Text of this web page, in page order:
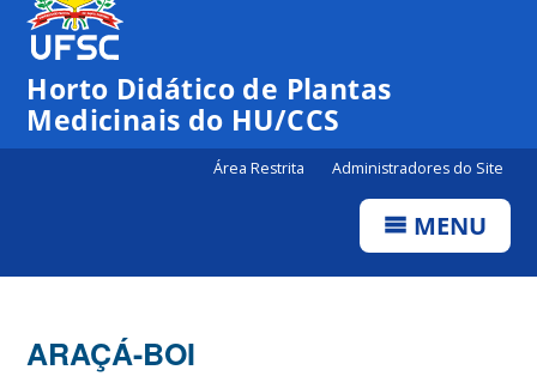
Canais
Horto Didático de Plantas
Medicinais do HU/CCS
Área Restrita Administradores do Site
MENU
ARAÇÁ-BOI